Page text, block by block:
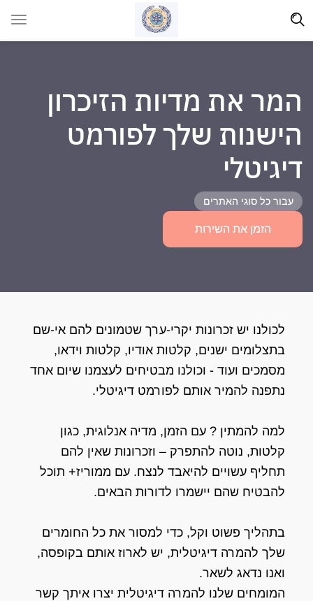
המר את מדיות הזיכרון
הישנות שלך לפורמט
דיגיטלי
עבור כל סוגי האתרים
הזמן את השירות
לכולנו יש זכרונות יקרי-ערך שטמונים להם אי-שם
בתצלומים ישנים, קלטות אודיו, קלטות וידאו,
מסמכים ועוד - וכולנו מבטיחים לעצמנו שיום אחד
נתפנה להמיר אותם לפורמט דיגיטלי.
למה להמתין ? עם הזמן, מדיה אנלוגית, כגון
קלטות, נוטה להתפרק – וזכרונות שאין להם
תחליף עשויים להיאבד לנצח. עם ממוריז+ תוכל
להבטיח שהם יישמרו לדורות הבאים.
בתהליך פשוט וקל, כדי למסור את כל החומרים
שלך להמרה דיגיטלית, יש לארוז אותם בקופסה,
ואנו נדאג לשאר.
המומחים שלנו להמרה דיגיטלית יצרו איתך קשר